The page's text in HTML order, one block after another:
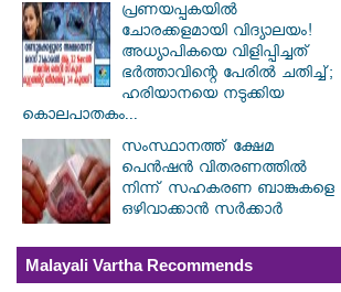
പ്രണയപ്പകയിൽ
ചോരക്കളമായി വിദ്യാലയം!
അധ്യാപികയെ വിളിപ്പിച്ചത്
ഭർത്താവിന്റെ പേരിൽ ചതിച്ച്;
ഹരിയാനയെ നടുക്കിയ
കൊലപാതകം...
സംസ്ഥാനത്ത് ക്ഷേമ
പെൻഷൻ വിതരണത്തിൽ
നിന്ന് സഹകരണ ബാങ്കുകളെ
ഒഴിവാക്കാൻ സർക്കാർ
Malayali Vartha Recommends